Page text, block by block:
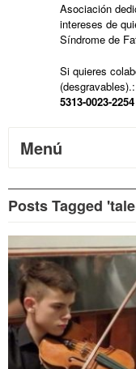
Asociación
intereses de
Síndrome de
Si quieres
5313-0023-2254
Menú
Posts Tagged